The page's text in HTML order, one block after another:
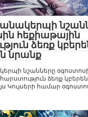
Է 0
հեքիաթային
ձեռք
նրանք
նշանները
ձեռք
Կույսերի համար